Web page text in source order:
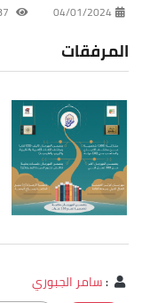
04/01/2024
المرفقات
:سامر الجبوري